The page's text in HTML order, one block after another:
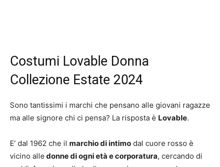
Costumi Lovable Donna
Collezione Estate 2024
Sono tantissimi i marchi che pensano alle giovani ragazze
ma alle signore chi ci pensa? La risposta è Lovable.
E’ dal 1962 che il marchio di intimo dal cuore rosso è
vicino alle donne di ogni età e corporatura, cercando di